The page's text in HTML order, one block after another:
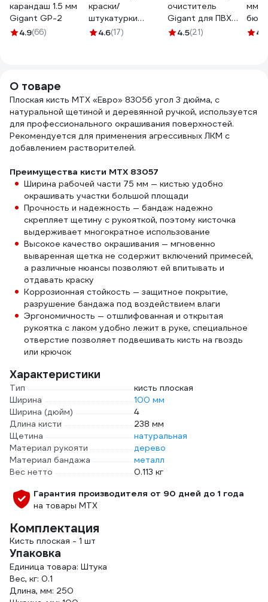
карандаш 1.5 мм
Gigant GP-2
4.9(66)
краски/
штукатурки
Accurate с
4.6(17)
очиститель
Gigant для ПВХ
1000 мл GPC-5
4.5(21)
мм,
5 4.8
О товаре
Плоская кисть MTX «Евро» 83056 угол 3 дюйма, с
натуральной щетиной и деревянной ручкой, используется
для профессионального окрашивания поверхностей.
Рекомендуется для применения агрессивных ЛКМ с
добавлением растворителей.
Преимущества кисти MTX 83057
Ширина рабочей части 75 мм — кистью удобно
окрашивать участки большой площади
Прочность и надежность — бандаж надежно
скрепляет щетину с рукояткой, поэтому кисточка
выдерживает многократное использование
Высокое качество окрашивания — мгновенно
вываренная щетка не содержит включений примесей,
а различные нюансы позволяют ей впитывать и
отдавать краску
Коррозионная стойкость — защитное покрытие,
разрушение бандажа под воздействием влаги
Эргономичность — отшлифованная и открытая
рукоятка с лаком удобно лежит в руке, специальное
отверстие позволяет подвешивать кисть на гвоздь
или крючок
Характеристики
Тип
кисть плоская
Ширина
100 мм
Ширина (дюйм)
4
Длина кисти
238 мм
Щетина
натуральная
Материал рукояти
дерево
Материал бандажа
металл
Вес нетто
0.113 кг
Гарантия производителя от 90 дней до 1 года
на товары MTX
Комплектация
Кисть плоская - 1 шт
Упаковка
Единица товара: Штука
Вес, кг: 0.1
Длина, мм: 250